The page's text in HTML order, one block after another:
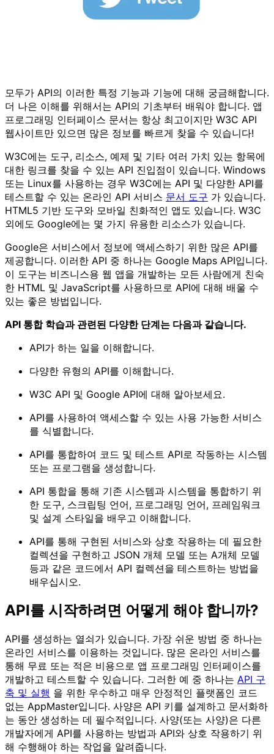
모두가 API의 이러한 특정 기능과 기능에 대해 궁금해합니다.
더 나은 이해를 위해서는 API의 기초부터 배워야 합니다. 앱
프로그래밍 인터페이스 문서는 항상 최고이지만 W3C API
웹사이트만 있으면 많은 정보를 빠르게 찾을 수 있습니다!
W3C에는 도구, 리소스, 예제 및 기타 여러 가치 있는 항목에
대한 링크를 찾을 수 있는 API 진입점이 있습니다. Windows
또는 Linux를 사용하는 경우 W3C에는 API 및 다양한 API를
테스트할 수 있는 온라인 API 서비스 문서 도구 가 있습니다.
HTML5 기반 도구와 모바일 친화적인 앱도 있습니다. W3C
외에도 Google에는 몇 가지 유용한 리소스가 있습니다.
Google은 서비스에서 정보에 액세스하기 위한 많은 API를
제공합니다. 이러한 API 중 하나는 Google Maps API입니다.
이 도구는 비즈니스용 웹 앱을 개발하는 모든 사람에게 친숙
한 HTML 및 JavaScript를 사용하므로 API에 대해 배울 수
있는 좋은 방법입니다.
API 통합 학습과 관련된 다양한 단계는 다음과 같습니다.
API가 하는 일을 이해합니다.
다양한 유형의 API를 이해합니다.
W3C API 및 Google API에 대해 알아보세요.
API를 사용하여 액세스할 수 있는 사용 가능한 서비스
를 식별합니다.
API를 통합하여 코드 및 테스트 API로 작동하는 시스템
또는 프로그램을 생성합니다.
API 통합을 통해 기존 시스템과 시스템을 통합하기 위
한 도구, 스크립팅 언어, 프로그래밍 언어, 프레임워크
및 설계 스타일을 배우고 이해합니다.
API를 통해 구현된 서비스와 상호 작용하는 데 필요한
컬렉션을 구현하고 JSON 개체 모델 또는 A개체 모델
등과 같은 코드에서 API 컬렉션을 테스트하는 방법을
배우십시오.
API를 시작하려면 어떻게 해야 합니까?
API를 생성하는 열쇠가 있습니다. 가장 쉬운 방법 중 하나는
온라인 서비스를 이용하는 것입니다. 많은 온라인 서비스를
통해 무료 또는 적은 비용으로 앱 프로그래밍 인터페이스를
개발하고 테스트할 수 있습니다. 그러한 예 중 하나는 API 구
축 및 실행 을 위한 우수하고 매우 안정적인 플랫폼인 코드
없는 AppMaster입니다. 사양은 API 키를 설계하고 문서화하
는 동안 생성하는 데 필수적입니다. 사양(또는 사양)은 다른
개발자에게 API를 사용하는 방법과 API와 상호 작용하기 위
해 수행해야 하는 작업을 알려줍니다.